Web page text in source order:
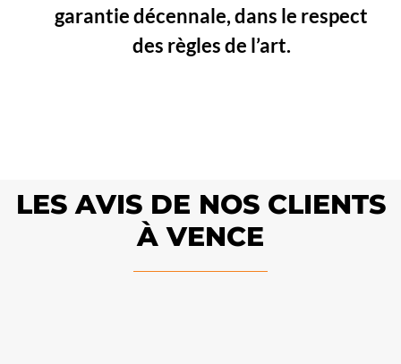
garantie décennale, dans le respect
des règles de l’art.
LES AVIS DE NOS CLIENTS
À VENCE